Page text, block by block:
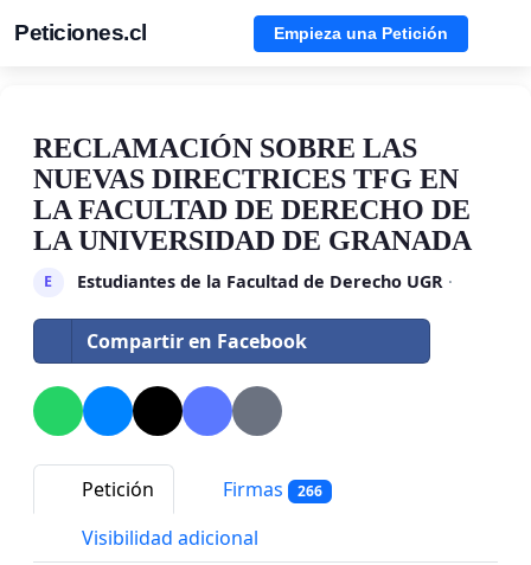
Peticiones.cl Empieza una Petición
RECLAMACIÓN SOBRE LAS
NUEVAS DIRECTRICES TFG EN
LA FACULTAD DE DERECHO DE
LA UNIVERSIDAD DE GRANADA
E Estudiantes de la Facultad de Derecho UGR ·
Compartir en Facebook
Petición Firmas 266
Visibilidad adicional